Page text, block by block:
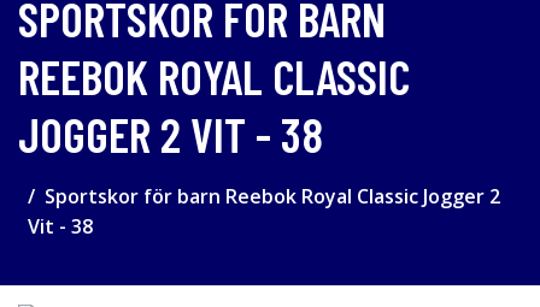
SPORTSKOR FÖR BARN
REEBOK ROYAL CLASSIC
JOGGER 2 VIT - 38
Sportskor för barn Reebok Royal Classic Jogger 2
Vit - 38